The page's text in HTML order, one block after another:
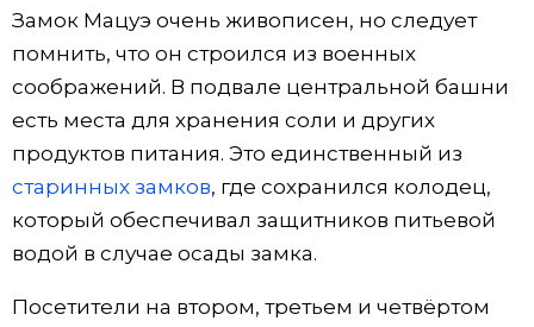
Замок Мацуэ очень живописен, но следует
помнить, что он строился из военных
соображений. В подвале центральной башни
есть места для хранения соли и других
продуктов питания. Это единственный из
старинных замков, где сохранился колодец,
который обеспечивал защитников питьевой
водой в случае осады замка.
Посетители на втором, третьем и четвёртом